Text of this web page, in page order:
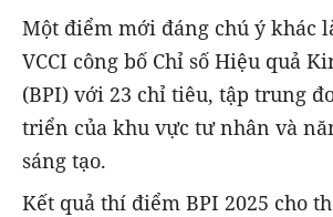
Một điểm mới đáng chú ý khác
VCCI công bố Chỉ số Hiệu quả
(BPI) với 23 chỉ tiêu, tập trung
triển của khu vực tư nhân và
sáng tạo.
Kết quả thí điểm BPI 2025 cho